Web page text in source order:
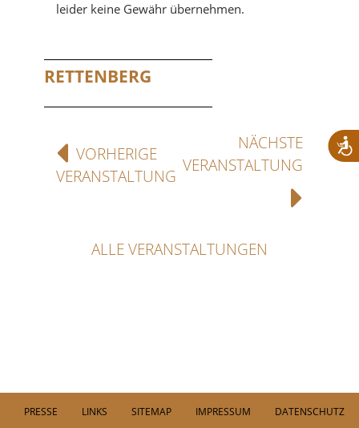
leider keine Gewähr übernehmen.
RETTENBERG
VORHERIGE
VERANSTALTUNG
NÄCHSTE
VERANSTALTUNG
ALLE VERANSTALTUNGEN
PRESSE LINKS SITEMAP IMPRESSUM DATENSCHUTZ